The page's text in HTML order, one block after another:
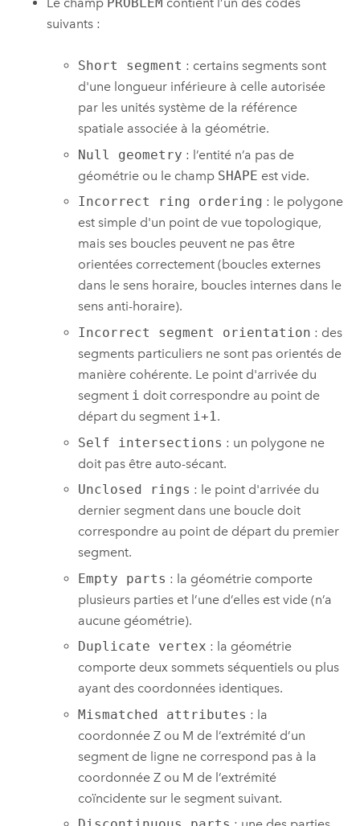
suivants :
Short segment : certains segments sont
d'une longueur inférieure à celle autorisée
par les unités système de la référence
spatiale associée à la géométrie.
Null geometry : l’entité n’a pas de
géométrie ou le champ SHAPE est vide.
Incorrect ring ordering : le polygone
est simple d'un point de vue topologique,
mais ses boucles peuvent ne pas être
orientées correctement (boucles externes
dans le sens horaire, boucles internes dans le
sens anti-horaire).
Incorrect segment orientation : des
segments particuliers ne sont pas orientés de
manière cohérente. Le point d'arrivée du
segment i doit correspondre au point de
départ du segment i+1.
Self intersections : un polygone ne
doit pas être auto-sécant.
Unclosed rings : le point d'arrivée du
dernier segment dans une boucle doit
correspondre au point de départ du premier
segment.
Empty parts : la géométrie comporte
plusieurs parties et l’une d’elles est vide (n’a
aucune géométrie).
Duplicate vertex : la géométrie
comporte deux sommets séquentiels ou plus
ayant des coordonnées identiques.
Mismatched attributes : la
coordonnée Z ou M de l’extrémité d’un
segment de ligne ne correspond pas à la
coordonnée Z ou M de l’extrémité
coïncidente sur le segment suivant.